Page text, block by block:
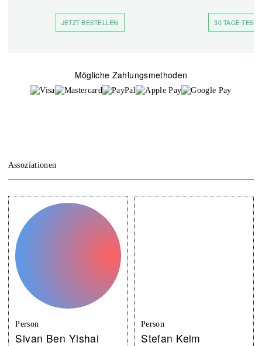
JETZT BESTELLEN 30 TAGE
Mögliche Zahlungsmethoden
Assoziationen
Person
Sivan Ben Yishai
Person
Stefan Keim